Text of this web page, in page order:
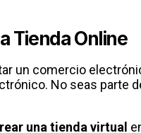
Tienda Online
un comercio
No seas parte
una tienda virtual